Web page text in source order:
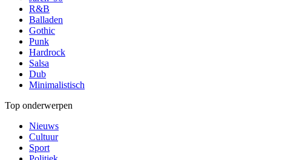
R&B
Balladen
Gothic
Punk
Hardrock
Salsa
Dub
Minimalistisch
Top onderwerpen
Nieuws
Cultuur
Sport